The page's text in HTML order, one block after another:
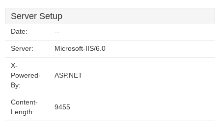
Server Setup
Date: --
Server: Microsoft-IIS/6.0
X-
Powered-
By:
ASP.NET
Content-
Length:
9455